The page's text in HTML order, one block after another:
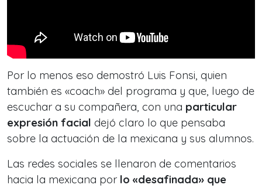
Por lo menos eso demostró Luis Fonsi, quien
también es «coach» del programa y que, luego de
escuchar a su compañera, con una particular
expresión facial dejó claro lo que pensaba
sobre la actuación de la mexicana y sus alumnos.
Las redes sociales se llenaron de comentarios
hacia la mexicana por lo «desafinada» que